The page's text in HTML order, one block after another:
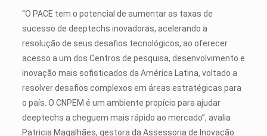
“O PACE tem o potencial de aumentar as taxas de
sucesso de deeptechs inovadoras, acelerando a
resolução de seus desafios tecnológicos, ao oferecer
acesso a um dos Centros de pesquisa, desenvolvimento e
inovação mais sofisticados da América Latina, voltado a
resolver desafios complexos em áreas estratégicas para
o país. O CNPEM é um ambiente propício para ajudar
deeptechs a cheguem mais rápido ao mercado”, avalia
Patricia Magalhães, gestora da Assessoria de Inovação